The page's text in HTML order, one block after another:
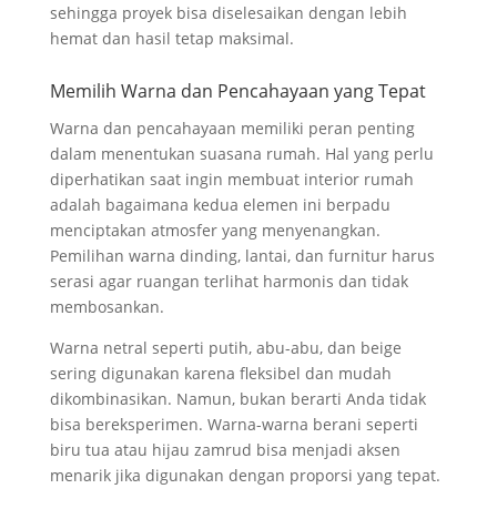
sehingga proyek bisa diselesaikan dengan lebih
hemat dan hasil tetap maksimal.
Memilih Warna dan Pencahayaan yang Tepat
Warna dan pencahayaan memiliki peran penting
dalam menentukan suasana rumah. Hal yang perlu
diperhatikan saat ingin membuat interior rumah
adalah bagaimana kedua elemen ini berpadu
menciptakan atmosfer yang menyenangkan.
Pemilihan warna dinding, lantai, dan furnitur harus
serasi agar ruangan terlihat harmonis dan tidak
membosankan.
Warna netral seperti putih, abu-abu, dan beige
sering digunakan karena fleksibel dan mudah
dikombinasikan. Namun, bukan berarti Anda tidak
bisa bereksperimen. Warna-warna berani seperti
biru tua atau hijau zamrud bisa menjadi aksen
menarik jika digunakan dengan proporsi yang tepat.